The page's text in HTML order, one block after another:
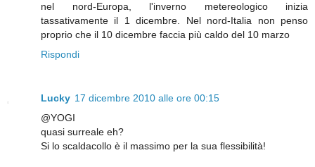
nel nord-Europa, l'inverno metereologico inizia
tassativamente il 1 dicembre. Nel nord-Italia non penso
proprio che il 10 dicembre faccia più caldo del 10 marzo
Rispondi
Lucky 17 dicembre 2010 alle ore 00:15
@YOGI
quasi surreale eh?
Si lo scaldacollo è il massimo per la sua flessibilità!